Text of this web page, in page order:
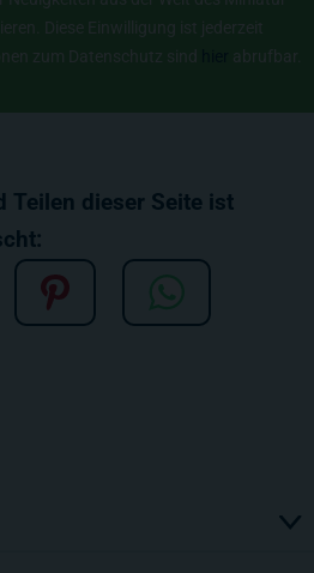
Teilen dieser Seite ist